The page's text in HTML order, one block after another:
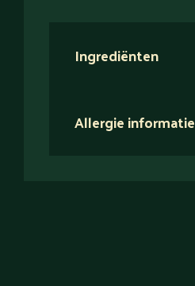
Ingrediënten
Allergie informatie